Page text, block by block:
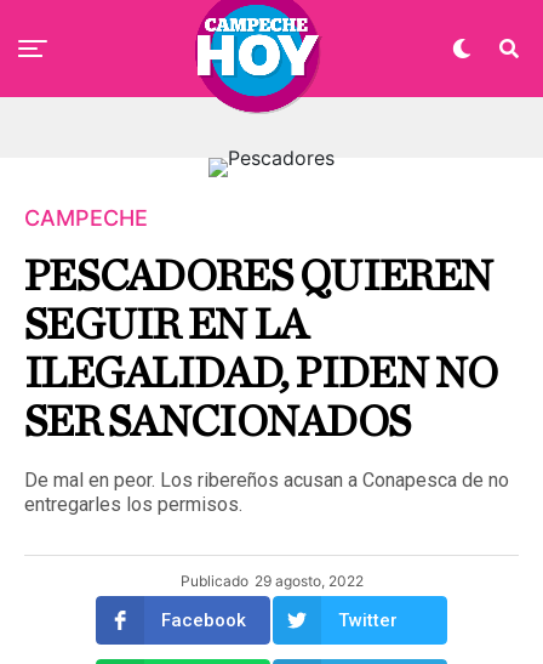
CAMPECHE
PESCADORES QUIEREN
SEGUIR EN LA
ILEGALIDAD, PIDEN NO
SER SANCIONADOS
De mal en peor. Los ribereños acusan a Conapesca de no
entregarles los permisos.
Publicado 29 agosto, 2022
Facebook Twitter